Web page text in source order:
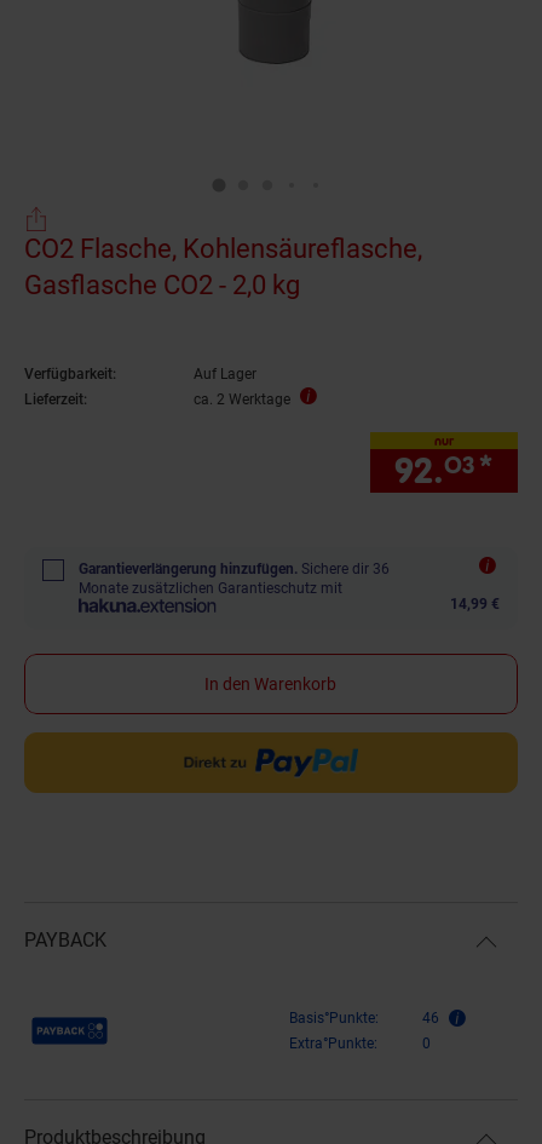
CO2 Flasche, Kohlensäureflasche,
Gasflasche CO2 - 2,0 kg
Verfügbarkeit:
Auf Lager
Lieferzeit:
ca. 2 Werktage
nur
92.03 *
Garantieverlängerung hinzufügen. Sichere dir 36
Monate zusätzlichen Garantieschutz mit
14,99 €
In den Warenkorb
PAYBACK
Payback Punkte Basis°Punkte:
46
Extra°Punkte:
0
Produktbeschreibung